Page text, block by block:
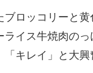
ブロッコリーと
ライス牛焼肉の
「キレイ」と大興